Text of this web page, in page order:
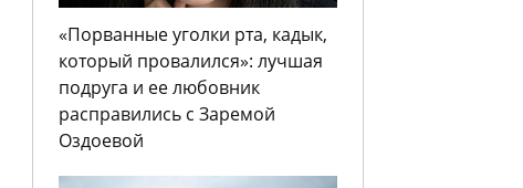
«Порванные уголки рта, кадык,
который провалился»: лучшая
подруга и ее любовник
расправились с Заремой
Оздоевой